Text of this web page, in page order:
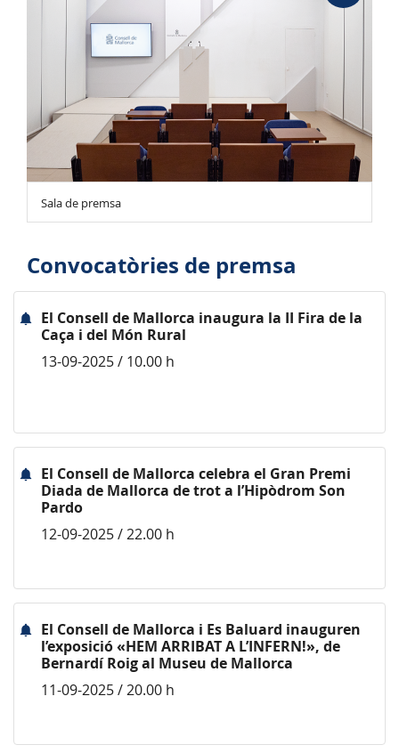
Sala de premsa
Convocatòries de premsa
El Consell de Mallorca inaugura la II Fira de la
Caça i del Món Rural
13-09-2025 / 10.00 h
El Consell de Mallorca celebra el Gran Premi
Diada de Mallorca de trot a l’Hipòdrom Son
Pardo
12-09-2025 / 22.00 h
El Consell de Mallorca i Es Baluard inauguren
l’exposició «HEM ARRIBAT A L’INFERN!», de
Bernardí Roig al Museu de Mallorca
11-09-2025 / 20.00 h